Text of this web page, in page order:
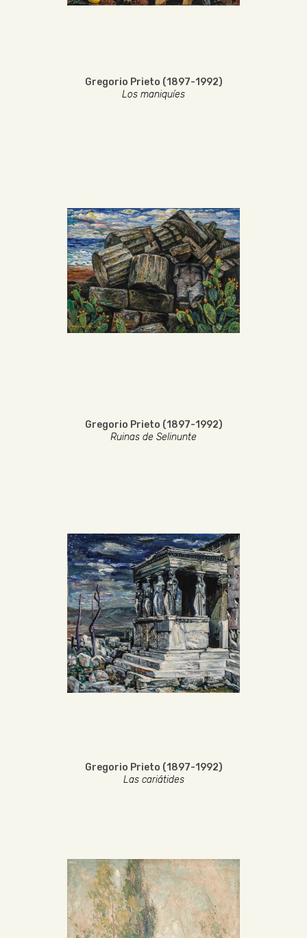
Gregorio Prieto (1897-1992)
Los maniquíes
Gregorio Prieto (1897-1992)
Ruinas de Selinunte
Gregorio Prieto (1897-1992)
Las cariátides